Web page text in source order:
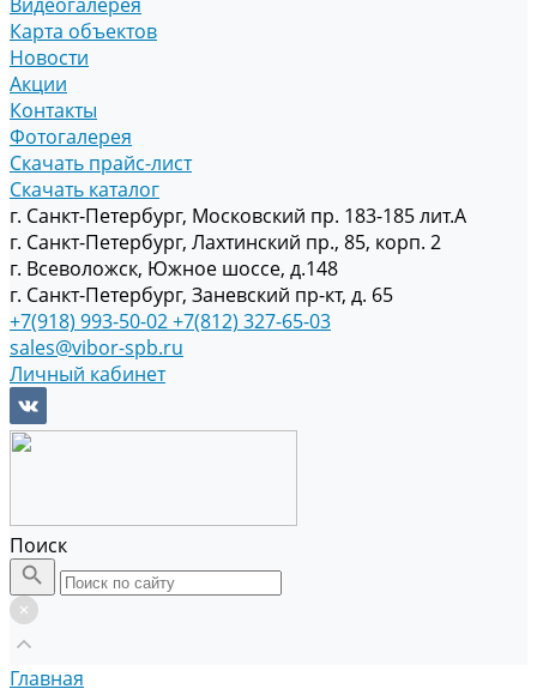
Карта объектов
Новости
Акции
Контакты
Фотогалерея
Скачать прайс-лист
Скачать каталог
г. Санкт-Петербург, Московский пр. 183-185 лит.А
г. Санкт-Петербург, Лахтинский пр., 85, корп. 2
г. Всеволожск, Южное шоссе, д.148
г. Санкт-Петербург, Заневский пр-кт, д. 65
+7(918) 993-50-02+7(812) 327-65-03
sales@vibor-spb.ru
Личный кабинет
Поиск
Главная